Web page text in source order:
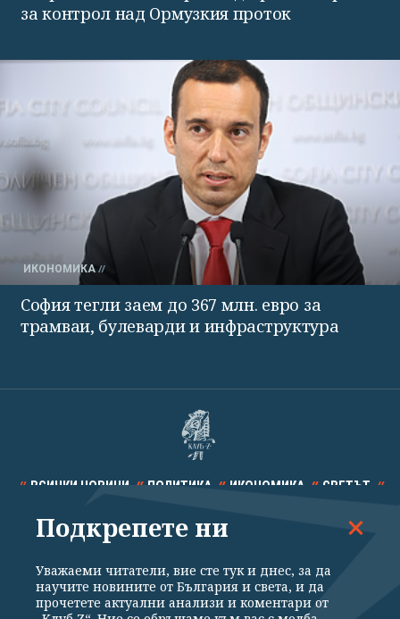
за контрол над Ормузкия проток
ИКОНОМИКА
София тегли заем до 367 млн. евро за
трамваи, булеварди и инфраструктура
ВСИЧКИ НОВИНИ ПОЛИТИКА ИКОНОМИКА СВЕТЪТ
СПОРТ КУЛТУРА ТЕХНОЛОГИИ КАЛЕЙДОСКОП
Подкрепете ни
Уважаеми читатели, вие сте тук и днес, за да
научите новините от България и света, и да
прочетете актуални анализи и коментари от